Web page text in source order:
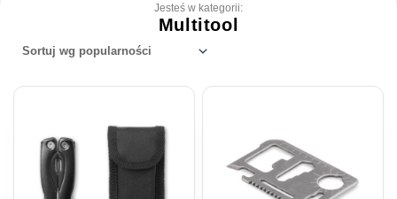
Jesteś w kategorii:
Multitool